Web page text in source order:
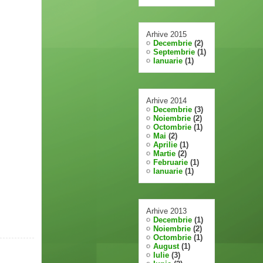
Arhive 2015
Decembrie (2)
Septembrie (1)
Ianuarie (1)
Arhive 2014
Decembrie (3)
Noiembrie (2)
Octombrie (1)
Mai (2)
Aprilie (1)
Martie (2)
Februarie (1)
Ianuarie (1)
Arhive 2013
Decembrie (1)
Noiembrie (2)
Octombrie (1)
August(1)
Iulie (3)